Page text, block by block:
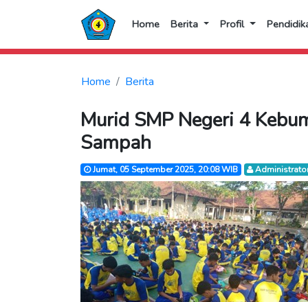
Home Berita Profil
Home Berita
Murid SMP Negeri 4
Sampah
Jumat, 05 September 2025, 20:08 WIB